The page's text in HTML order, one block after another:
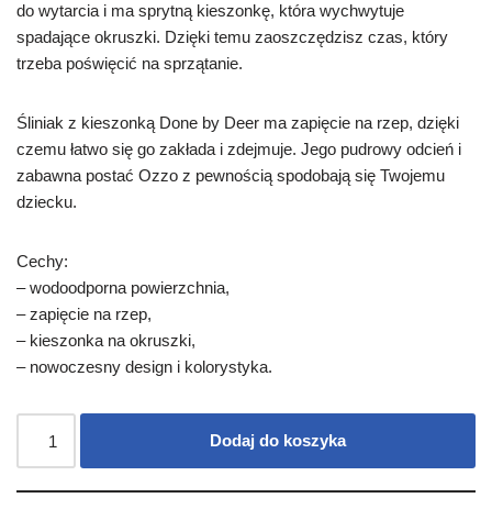
do wytarcia i ma sprytną kieszonkę, która wychwytuje
spadające okruszki. Dzięki temu zaoszczędzisz czas, który
trzeba poświęcić na sprzątanie.
Śliniak z kieszonką Done by Deer ma zapięcie na rzep, dzięki
czemu łatwo się go zakłada i zdejmuje. Jego pudrowy odcień i
zabawna postać Ozzo z pewnością spodobają się Twojemu
dziecku.
Cechy:
– wodoodporna powierzchnia,
– zapięcie na rzep,
– kieszonka na okruszki,
– nowoczesny design i kolorystyka.
Dodaj do koszyka